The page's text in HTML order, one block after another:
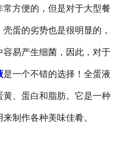
方便的，但是对于大型餐
蛋的劣势也是很明显的，
易产生细菌，因此，对于
是一个不错的选择！全蛋液
、蛋白和脂肪。它是一种
制作各种美味佳肴。